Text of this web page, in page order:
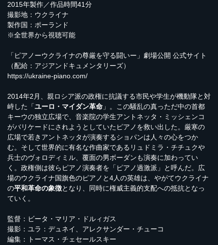
2015年製作／作品時間41分
撮影地：ウクライナ
製作国：ポーランド
※全世界から視聴可能
「ピアノーウクライナの尊厳を守る闘いー」劇場公開 公式サイト
（配給：アジアンドキュメンタリーズ）
https://ukraine-piano.com/
2014年2月、親ロシア派の政権に抗議する市民や学生が機動隊と対
峙した「ユーロ・マイダン革命 」。この騒乱の真っただ中の首都
キーウの独立広場で、音楽院の学生アントネッタ・ミッシェンコ
がバリケードにされようとしていたピアノを救い出した。厳寒の
広場で若きアントネッタが演奏するショパンは人々の心をつか
む。そして世界的に有名な作曲家であるリュドミラ・チチュクや
兵士のヴォロディミル、覆面の男ボーダンも演奏に加わってい
く。政権側は彼らピアノ演奏者を「ピアノ過激派」と呼んだ。広
場のウクライナ国旗色のピアノと4人の英雄は、やがてウクライナ
の平和革命の象徴となり、同時に権威主義的支配への抵抗となっ
ていく。
監督：ビータ・マリア・ドルィガス
撮影：ユラ：デュネイ、アレクサンダー・チューコ
編集：トーマス・チェセールスキー